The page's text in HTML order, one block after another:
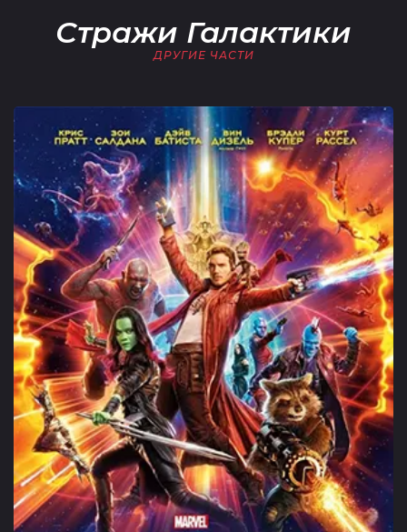
Стражи Галактики
ДРУГИЕ ЧАСТИ